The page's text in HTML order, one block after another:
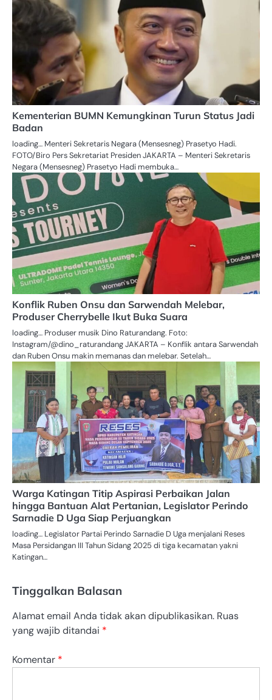
Kementerian BUMN Kemungkinan Turun Status Jadi
Badan
loading… Menteri Sekretaris Negara (Mensesneg) Prasetyo Hadi.
FOTO/Biro Pers Sekretariat Presiden JAKARTA – Menteri Sekretaris
Negara (Mensesneg) Prasetyo Hadi membuka…
Konflik Ruben Onsu dan Sarwendah Melebar,
Produser Cherrybelle Ikut Buka Suara
loading… Produser musik Dino Raturandang. Foto:
Instagram/@dino_raturandang JAKARTA – Konflik antara Sarwendah
dan Ruben Onsu makin memanas dan melebar. Setelah…
Warga Katingan Titip Aspirasi Perbaikan Jalan
hingga Bantuan Alat Pertanian, Legislator Perindo
Sarnadie D Uga Siap Perjuangkan
loading… Legislator Partai Perindo Sarnadie D Uga menjalani Reses
Masa Persidangan III Tahun Sidang 2025 di tiga kecamatan yakni
Katingan…
Tinggalkan Balasan
Alamat email Anda tidak akan dipublikasikan. Ruas
yang wajib ditandai *
Komentar *